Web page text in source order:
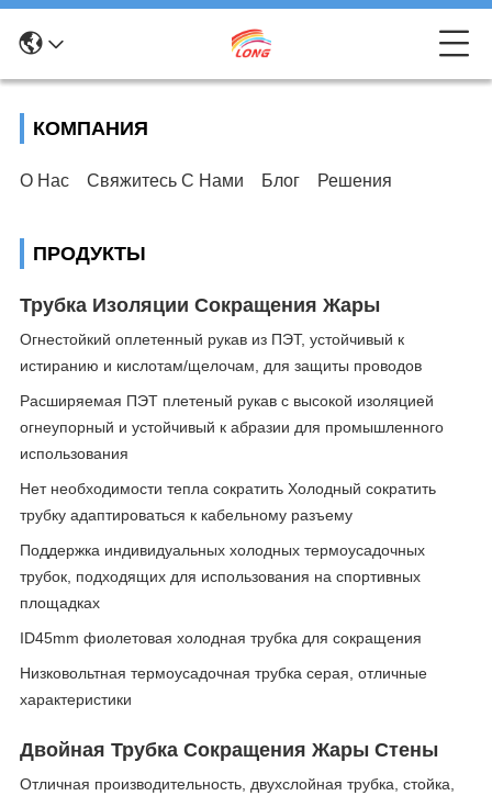
КОМПАНИЯ
О Нас Свяжитесь С Нами Блог Решения
ПРОДУКТЫ
Трубка Изоляции Сокращения Жары
Огнестойкий оплетенный рукав из ПЭТ, устойчивый к
истиранию и кислотам/щелочам, для защиты проводов
Расширяемая ПЭТ плетеный рукав с высокой изоляцией
огнеупорный и устойчивый к абразии для промышленного
использования
Нет необходимости тепла сократить Холодный сократить
трубку адаптироваться к кабельному разъему
Поддержка индивидуальных холодных термоусадочных
трубок, подходящих для использования на спортивных
площадках
ID45mm фиолетовая холодная трубка для сокращения
Низковольтная термоусадочная трубка серая, отличные
характеристики
Двойная Трубка Сокращения Жары Стены
Отличная производительность, двухслойная трубка, стойка,